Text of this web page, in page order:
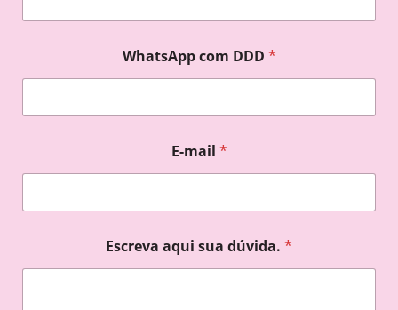
WhatsApp com DDD *
E-mail *
Escreva aqui sua dúvida. *